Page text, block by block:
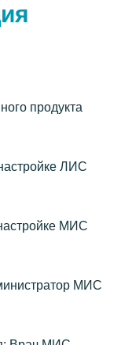
продукта
ЛИС
МИС
МИС